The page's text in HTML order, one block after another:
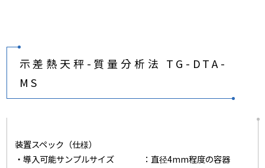
示差熱天秤-質量分析法 TG-DTA-
MS
装置スペック（仕様）
・導入可能サンプルサイズ ：直径4mm程度の容器